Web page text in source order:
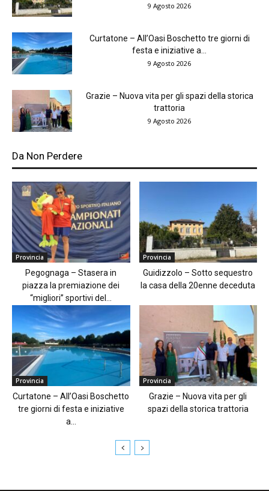
9 Agosto 2026
Curtatone – All’Oasi Boschetto tre giorni di
festa e iniziative a...
9 Agosto 2026
Grazie – Nuova vita per gli spazi della storica
trattoria
9 Agosto 2026
Da Non Perdere
Provincia
Pegognaga – Stasera in
piazza la premiazione dei
“migliori” sportivi del...
Provincia
Guidizzolo – Sotto sequestro
la casa della 20enne deceduta
Provincia
Curtatone – All’Oasi Boschetto
tre giorni di festa e iniziative
a...
Provincia
Grazie – Nuova vita per gli
spazi della storica trattoria